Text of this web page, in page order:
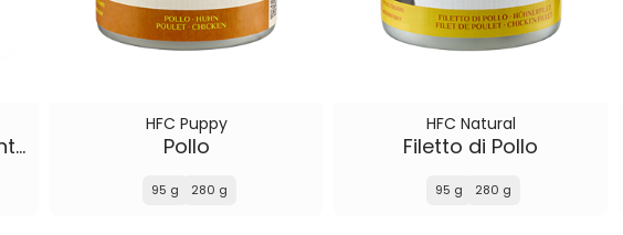
Merluzzo del Nord Atlantico
HFC Puppy
Pollo
95 g 280 g
HFC Natural
Filetto di Pollo
95 g 280 g